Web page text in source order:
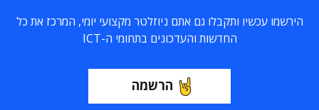
הירשמו עכשיו ותקבלו גם אתם ניוזלטר מקצועי יומי, המרכז את כל
החדשות והעדכונים בתחומי ה-ICT
הרשמה